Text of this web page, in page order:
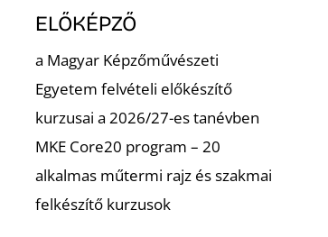
ELŐKÉPZŐ
a Magyar Képzőművészeti
Egyetem felvételi előkészítő
kurzusai a 2026/27-es tanévben
MKE Core20 program – 20
alkalmas műtermi rajz és szakmai
felkészítő kurzusok